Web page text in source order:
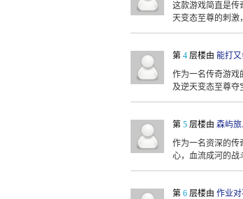
这款游戏简直是传
天变态至尊的刺激
第 4 层楼由 能打
作为一名传奇游戏
及逆天变态至尊夺
第 5 层楼由 森屿
作为一名资深的传
心，血流成河的战
第 6 层楼由 作业